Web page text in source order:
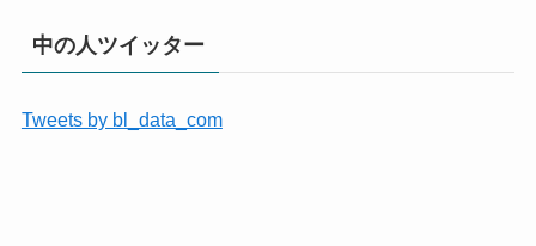
中の人ツイッター
Tweets by bl_data_com